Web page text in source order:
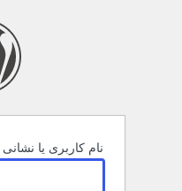
نام کاربری یا نشانی